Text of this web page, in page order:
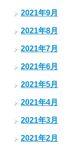
2021年9月
2021年8月
2021年7月
2021年6月
2021年5月
2021年4月
2021年3月
2021年2月